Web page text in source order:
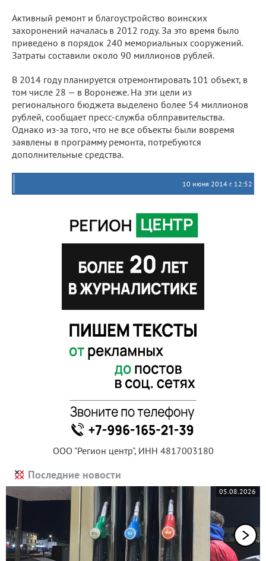
Активный ремонт и благоустройство воинских
захоронений началась в 2012 году. За это время было
приведено в порядок 240 мемориальных сооружений.
Затраты составили около 90 миллионов рублей.
В 2014 году планируется отремонтировать 101 объект, в
том числе 28 — в Воронеже. На эти цели из
регионального бюджета выделено более 54 миллионов
рублей, сообщает пресс-служба облправительства.
Однако из-за того, что не все объекты были вовремя
заявлены в программу ремонта, потребуются
дополнительные средства.
10 июня 2014 г. 12:52
ООО "Регион центр", ИНН 4817003180
Последние новости
05.08.2026